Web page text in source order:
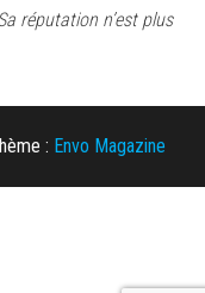
réputation n’est plus
: Envo Magazine